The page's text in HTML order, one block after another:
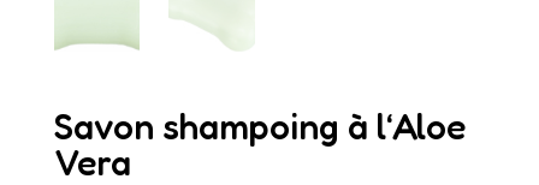
Savon shampoing à l‘Aloe
Vera